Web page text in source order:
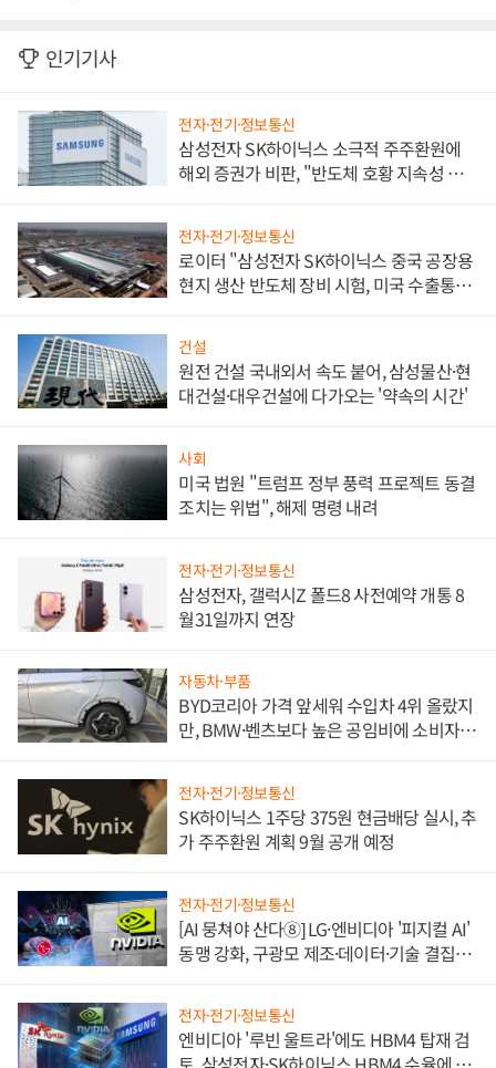
인기기사
전자·전기·정보통신
삼성전자 SK하이닉스 소극적 주주환원에
해외 증권가 비판, "반도체 호황 지속성 의
전자·전기·정보통신
로이터 "삼성전자 SK하이닉스 중국 공장용
현지 생산 반도체 장비 시험, 미국 수출통제
건설
원전 건설 국내외서 속도 붙어, 삼성물산·현
대건설·대우건설에 다가오는 '약속의 시간'
사회
미국 법원 "트럼프 정부 풍력 프로젝트 동결
조치는 위법", 해제 명령 내려
전자·전기·정보통신
삼성전자, 갤럭시Z 폴드8 사전예약 개통 8
월31일까지 연장
자동차·부품
BYD코리아 가격 앞세워 수입차 4위 올랐지
만, BMW·벤츠보다 높은 공임비에 소비자
전자·전기·정보통신
SK하이닉스 1주당 375원 현금배당 실시, 추
가 주주환원 계획 9월 공개 예정
전자·전기·정보통신
[AI 뭉쳐야 산다⑧] LG·엔비디아 '피지컬 AI'
동맹 강화, 구광모 제조·데이터·기술 결집
전자·전기·정보통신
엔비디아 '루빈 울트라'에도 HBM4 탑재 검